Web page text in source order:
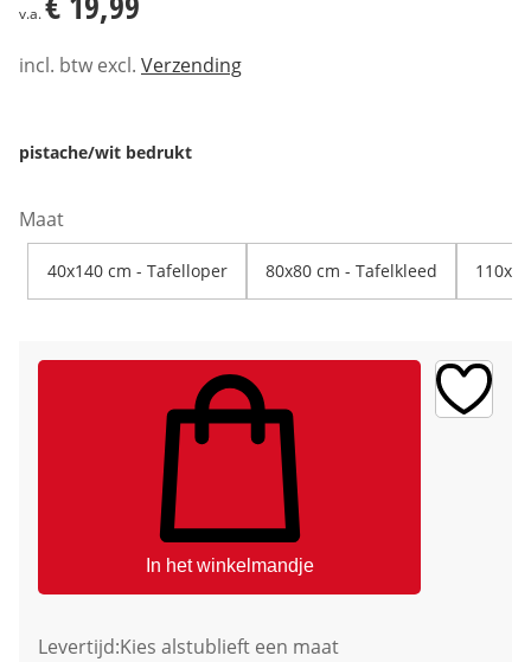
v.a.
incl. btw excl. Verzending
pistache/wit bedrukt
Maat
40x140 cm - Tafelloper 80x80 cm - Tafelkleed
In het winkelmandje
Levertijd:Kies alstublieft een maat